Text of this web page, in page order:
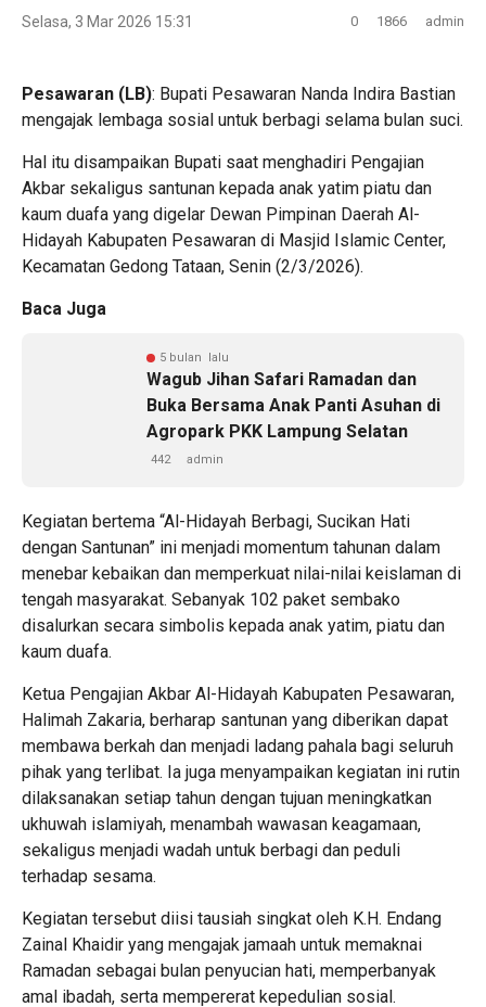
Selasa, 3 Mar 2026 15:31 0 1866 admin
Pesawaran (LB): Bupati Pesawaran Nanda Indira Bastian
mengajak lembaga sosial untuk berbagi selama bulan suci.
Hal itu disampaikan Bupati saat menghadiri Pengajian
Akbar sekaligus santunan kepada anak yatim piatu dan
kaum duafa yang digelar Dewan Pimpinan Daerah Al-
Hidayah Kabupaten Pesawaran di Masjid Islamic Center,
Kecamatan Gedong Tataan, Senin (2/3/2026).
Baca Juga
5 bulan lalu
Wagub Jihan Safari Ramadan dan
Buka Bersama Anak Panti Asuhan di
Agropark PKK Lampung Selatan
442 admin
Kegiatan bertema “Al-Hidayah Berbagi, Sucikan Hati
dengan Santunan” ini menjadi momentum tahunan dalam
menebar kebaikan dan memperkuat nilai-nilai keislaman di
tengah masyarakat. Sebanyak 102 paket sembako
disalurkan secara simbolis kepada anak yatim, piatu dan
kaum duafa.
Ketua Pengajian Akbar Al-Hidayah Kabupaten Pesawaran,
Halimah Zakaria, berharap santunan yang diberikan dapat
membawa berkah dan menjadi ladang pahala bagi seluruh
pihak yang terlibat. Ia juga menyampaikan kegiatan ini rutin
dilaksanakan setiap tahun dengan tujuan meningkatkan
ukhuwah islamiyah, menambah wawasan keagamaan,
sekaligus menjadi wadah untuk berbagi dan peduli
terhadap sesama.
Kegiatan tersebut diisi tausiah singkat oleh K.H. Endang
Zainal Khaidir yang mengajak jamaah untuk memaknai
Ramadan sebagai bulan penyucian hati, memperbanyak
amal ibadah, serta mempererat kepedulian sosial.